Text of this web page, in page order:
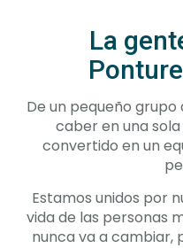
La
De un pequeño
caber en una
convertido en un
Estamos unidos por
vida de las personas
nunca va a cambiar,